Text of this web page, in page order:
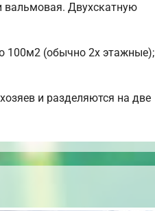
вальмовая. Двухскатную
100м2 (обычно 2х этажные);
и разделяются на две